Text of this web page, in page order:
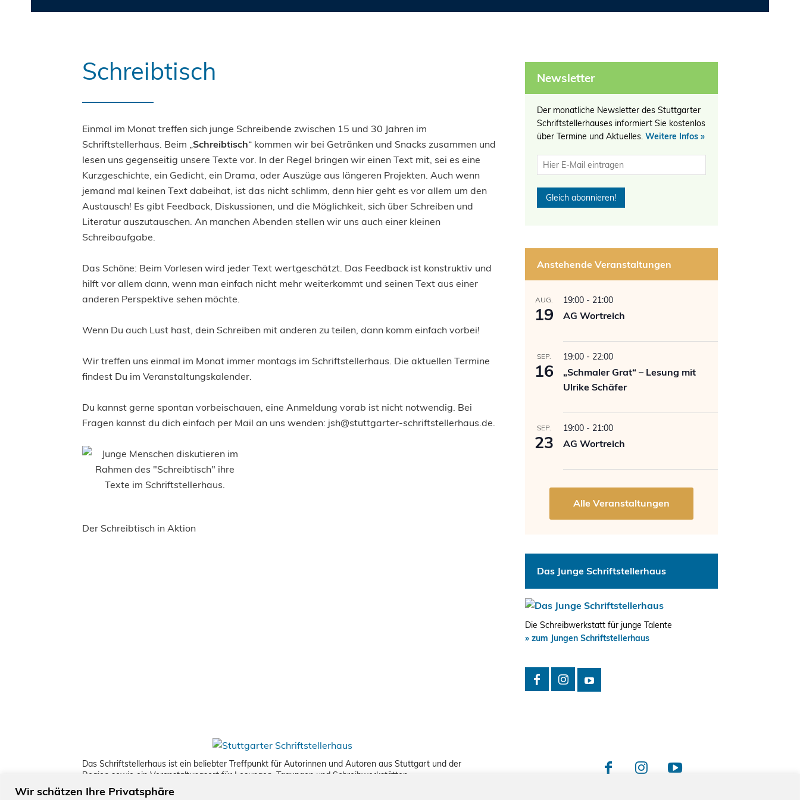
Wir schätzen Ihre Privatsphäre
Schreibtisch
Einmal im Monat treffen sich junge Schreibende zwischen 15 und 30 Jahren im
Schriftstellerhaus. Beim „Schreibtisch“ kommen wir bei Getränken und Snacks zusammen und
lesen uns gegenseitig unsere Texte vor. In der Regel bringen wir einen Text mit, sei es eine
Kurzgeschichte, ein Gedicht, ein Drama, oder Auszüge aus längeren Projekten. Auch wenn
jemand mal keinen Text dabeihat, ist das nicht schlimm, denn hier geht es vor allem um den
Austausch! Es gibt Feedback, Diskussionen, und die Möglichkeit, sich über Schreiben und
Literatur auszutauschen. An manchen Abenden stellen wir uns auch einer kleinen
Schreibaufgabe.
Das Schöne: Beim Vorlesen wird jeder Text wertgeschätzt. Das Feedback ist konstruktiv und
hilft vor allem dann, wenn man einfach nicht mehr weiterkommt und seinen Text aus einer
anderen Perspektive sehen möchte.
Wenn Du auch Lust hast, dein Schreiben mit anderen zu teilen, dann komm einfach vorbei!
Wir treffen uns einmal im Monat immer montags im Schriftstellerhaus. Die aktuellen Termine
findest Du im Veranstaltungskalender.
Du kannst gerne spontan vorbeischauen, eine Anmeldung vorab ist nicht notwendig. Bei
Fragen kannst du dich einfach per Mail an uns wenden: jsh@stuttgarter-schriftstellerhaus.de.
Der Schreibtisch in Aktion
Newsletter
Der monatliche Newsletter des Stuttgarter
Schriftstellerhauses informiert Sie kostenlos
über Termine und Aktuelles. Weitere Infos »
Anstehende Veranstaltungen
AUG.
19
19:00 - 21:00
AG Wortreich
SEP.
16
19:00 - 22:00
„Schmaler Grat“ – Lesung mit
Ulrike Schäfer
SEP.
23
19:00 - 21:00
AG Wortreich
Das Junge Schriftstellerhaus
Die Schreibwerkstatt für junge Talente
» zum Jungen Schriftstellerhaus
Das Schriftstellerhaus ist ein beliebter Treffpunkt für Autorinnen und Autoren aus Stuttgart und der
Region sowie ein Veranstaltungsort für Lesungen, Tagungen und Schreibwerkstätten.